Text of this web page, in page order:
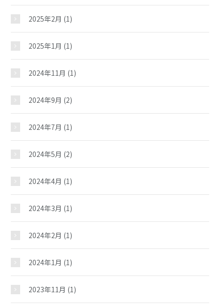
大徳児童館
おしらせ
じどうかんだより
イベント
2025年2月 (1)
2025年1月 (1)
2024年11月 (1)
2024年9月 (2)
2024年7月 (1)
2024年5月 (2)
2024年4月 (1)
2024年3月 (1)
2024年2月 (1)
2024年1月 (1)
2023年11月 (1)